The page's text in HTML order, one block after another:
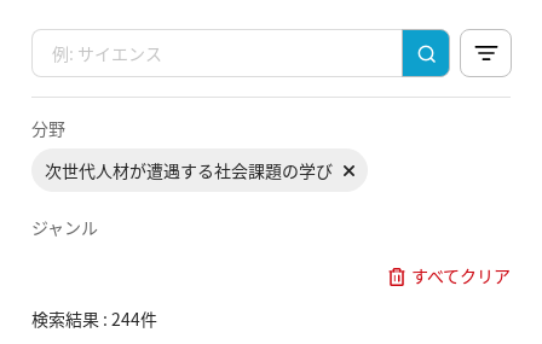
分野
次世代人材が遭遇する社会課題の学び
ジャンル
すべてクリア
検索結果 : 244件